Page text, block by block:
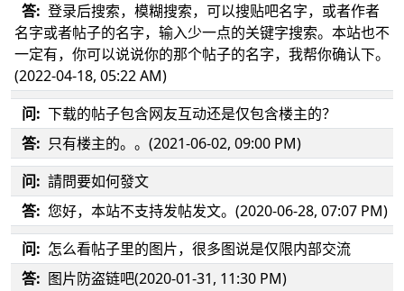
答: 登录后搜索，模糊搜索，可以搜贴吧名字，或者作者
名字或者帖子的名字，输入少一点的关键字搜索。本站也不
一定有，你可以说说你的那个帖子的名字，我帮你确认下。
(2022-04-18, 05:22 AM)
问: 下载的帖子包含网友互动还是仅包含楼主的？
答: 只有楼主的。。(2021-06-02, 09:00 PM)
问: 請問要如何發文
答: 您好，本站不支持发帖发文。(2020-06-28, 07:07 PM)
问: 怎么看帖子里的图片，很多图说是仅限内部交流
答: 图片防盗链吧(2020-01-31, 11:30 PM)